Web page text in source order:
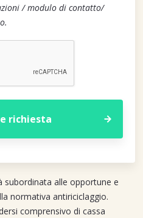
/ modulo di contatto/
subordinata alle opportune e
normativa antiriciclaggio.
comprensivo di cassa